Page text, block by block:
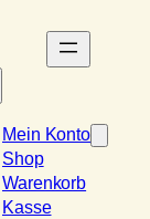
Mein Konto
Shop
Warenkorb
Kasse